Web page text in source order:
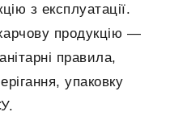
з експлуатації.
продукцію —
правила,
упаковку